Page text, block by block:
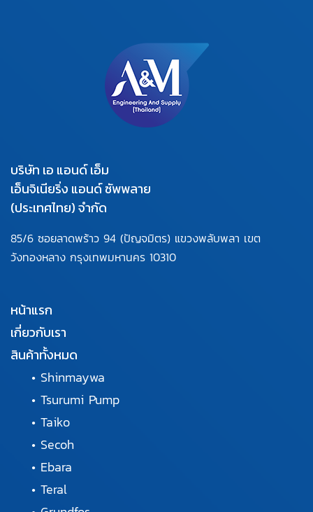
บริษัท เอ แอนด์ เอ็ม
เอ็นจิเนียริ่ง แอนด์ ซัพพลาย
(ประเทศไทย) จำกัด
85/6 ซอยลาดพร้าว 94 (ปัญจมิตร) แขวงพลับพลา เขต
วังทองหลาง กรุงเทพมหานคร 10310
หน้าแรก
เกี่ยวกับเรา
สินค้าทั้งหมด
• Shinmaywa
• Tsurumi Pump
• Taiko
• Secoh
• Ebara
• Teral